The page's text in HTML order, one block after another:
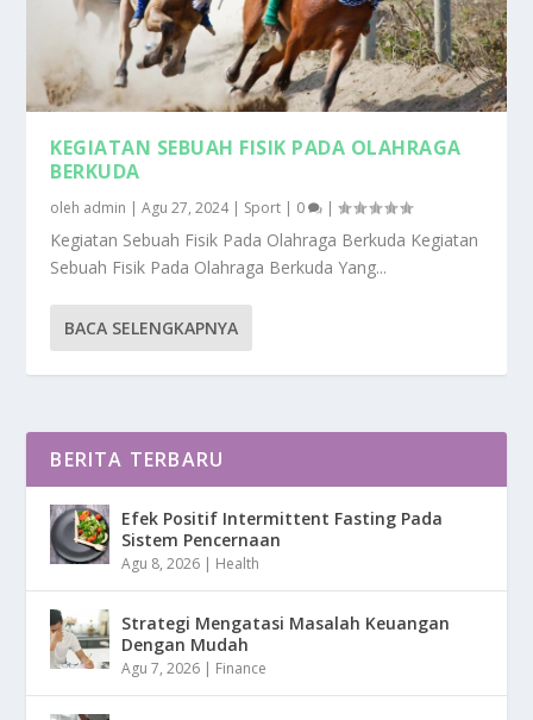
KEGIATAN SEBUAH FISIK PADA OLAHRAGA
BERKUDA
oleh admin |Agu 27, 2024| Sport | 0 |
Kegiatan Sebuah Fisik Pada Olahraga Berkuda Kegiatan
Sebuah Fisik Pada Olahraga Berkuda Yang...
BACA SELENGKAPNYA
BERITA TERBARU
Efek Positif Intermittent Fasting Pada
Sistem Pencernaan
Agu 8, 2026 | Health
Strategi Mengatasi Masalah Keuangan
Dengan Mudah
Agu 7, 2026 | Finance